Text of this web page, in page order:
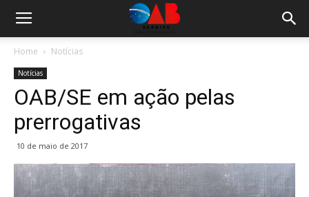
Home Notícias
Notícias
OAB/SE em ação pelas
prerrogativas
10 de maio de 2017